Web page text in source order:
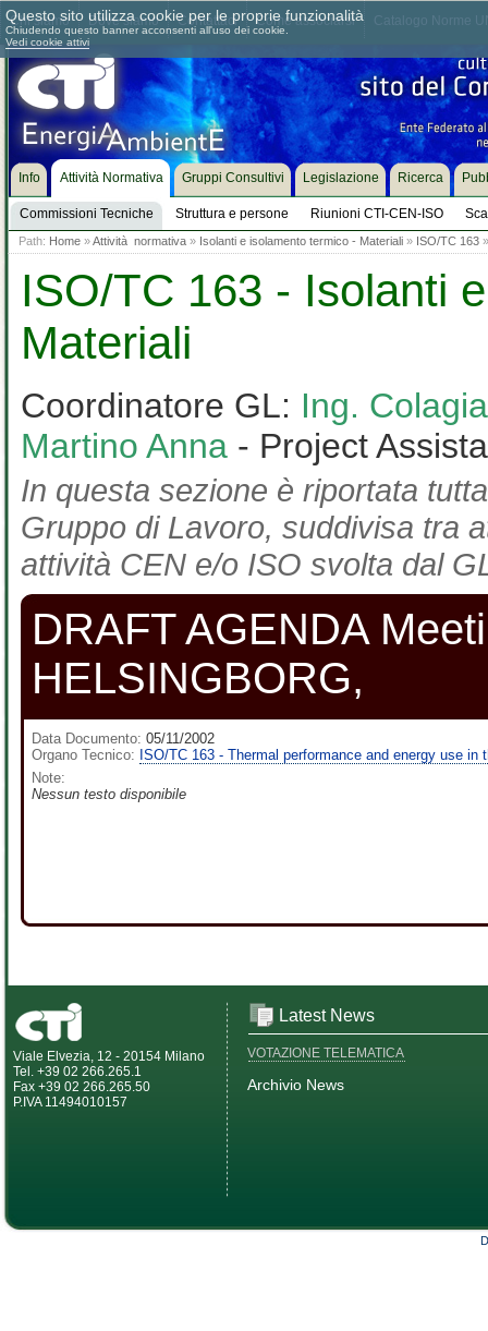
Chi siamo Dove siamo Contattaci Come associarsi
Info Attività Normativa
Commissioni Tecniche Struttura e persone Riunioni CTI-CEN-ISO
Gruppi Consultivi Legislazione Ricerca
Path: Home »Attività normativa » Isolanti e isolamento termico - Materiali » ISO/TC 163
ISO/TC 163 - Isolanti
Materiali
Coordinatore GL: Ing.
Martino Anna - Project
In questa sezione è riportata
Gruppo di Lavoro, suddivisa tra
attività CEN e/o ISO svolta dal
DRAFT AGENDA
HELSINGBORG,
Data Documento: 05/11/2002
Organo Tecnico: ISO/TC 163 - Thermal performance and energy use in
Note:
Nessun testo disponibile
Viale Elvezia, 12 - 20154 Milano
Tel. +39 02 266.265.1
Fax +39 02 266.265.50
P.IVA 11494010157
Latest News
VOTAZIONE TELEMATICA
Archivio News
Questo sito utilizza cookie per le proprie funzionalità
Chiudendo questo banner acconsenti all'uso dei cookie.
Vedi cookie attivi